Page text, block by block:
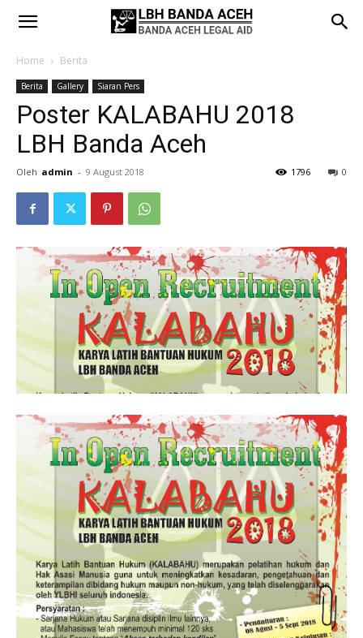
Home Berita
Berita Gallery Siaran Pers
Poster KALABAHU 2018
LBH Banda Aceh
Oleh admin - 9 August 2018 0
1796